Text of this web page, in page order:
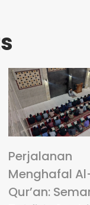
Perjalanan
Menghafal
Qur’an: